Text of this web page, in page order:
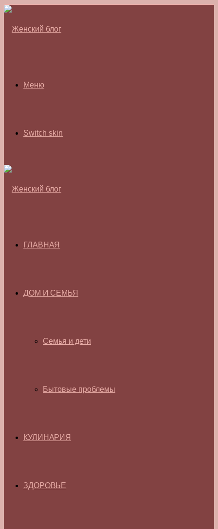
Меню
Switch skin
ГЛАВНАЯ
ДОМ И СЕМЬЯ
Семья и дети
Бытовые проблемы
КУЛИНАРИЯ
ЗДОРОВЬЕ